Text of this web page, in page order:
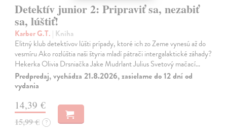
Detektív junior 2: Pripraviť sa, nezabiť
sa, lúštiť!
Karber G.T. | Kniha
Elitný klub detektívov lúšti prípady, ktoré ich zo Zeme vynesú až do
vesmíru Ako rozlúštia naši štyria mladí pátrači intergalaktické záhady?
Hekerka Olivia Drsniačka Jake Mudrlant Julius Svetový mačací…
Predpredaj, vychádza 21.8.2026, zasielame do 12 dní od
vydania
14,39 €
15,99 € ?